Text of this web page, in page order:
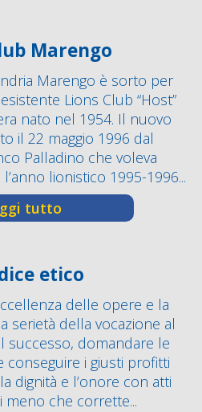
Marengo
Marengo è sorto per
Lions Club “Host”
nato nel 1954. Il nuovo
il 22 maggio 1996 dal
Palladino che voleva
lionistico 1995-1996...
tutto
etico
delle opere e la
serietà della vocazione al
successo, domandare le
conseguire i giusti profitti
dignità e l’onore con atti
meno che corrette...